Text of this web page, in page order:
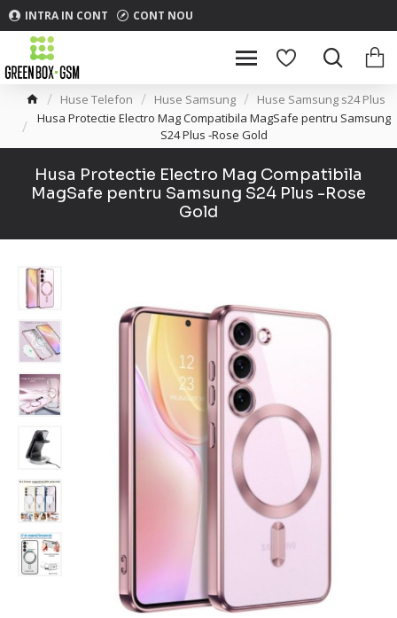
INTRA IN CONT CONT NOU
Huse Telefon Huse Samsung
Huse Samsung s24 Plus
Husa Protectie Electro Mag Compatibila MagSafe pentru Samsung
S24 Plus -Rose Gold
Husa Protectie Electro Mag Compatibila
MagSafe pentru Samsung S24 Plus -Rose
Gold